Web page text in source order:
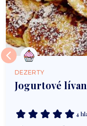
DEZERTY
Jogurtové
4